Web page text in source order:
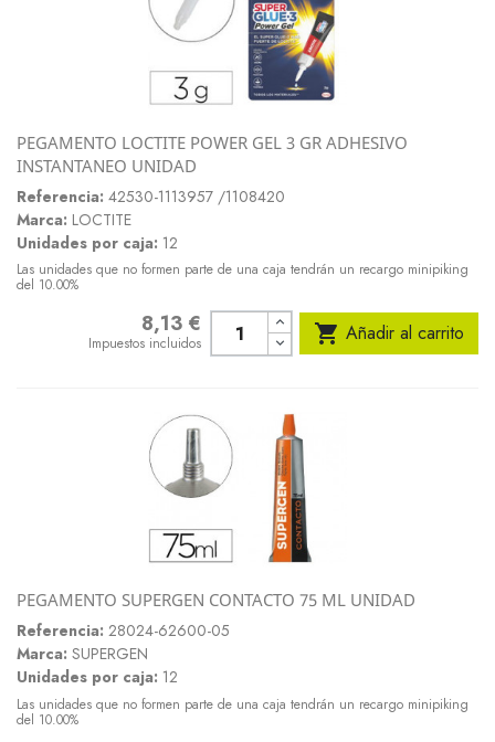
PEGAMENTO LOCTITE POWER GEL 3 GR ADHESIVO
INSTANTANEO UNIDAD
Referencia: 42530-1113957 /1108420
Marca: LOCTITE
Unidades por caja: 12
Las unidades que no formen parte de una caja tendrán un recargo minipiking
del 10.00%
8,13 €
Impuestos incluidos  Añadir al carrito
PEGAMENTO SUPERGEN CONTACTO 75 ML UNIDAD
Referencia: 28024-62600-05
Marca: SUPERGEN
Unidades por caja: 12
Las unidades que no formen parte de una caja tendrán un recargo minipiking
del 10.00%